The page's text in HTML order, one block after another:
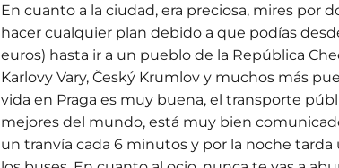
En cuanto a la ciudad, era preciosa, mires por
hacer cualquier plan debido a que podías
euros) hasta ir a un pueblo de la República
Karlovy Vary, Český Krumlov y muchos más
vida en Praga es muy buena, el transporte
mejores del mundo, está muy bien
un tranvía cada 6 minutos y por la noche